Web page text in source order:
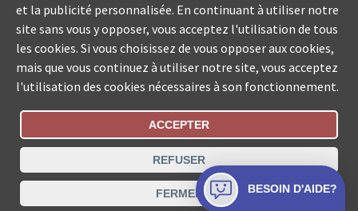
Statut De La Commande
Recherche des offices de Suisse
Protection des données Mentions légales
et la publicité personnalisée. En continuant à utiliser notre
site sans vous y opposer, vous acceptez l'utilisation de tous
les cookies. Si vous choisissez de vous opposer aux cookies,
mais que vous continuez à utiliser notre site, vous acceptez
l'utilisation des cookies nécessaires à son fonctionnement.
ACCEPTER
REFUSER
FERMER BESOIN D'AIDE?